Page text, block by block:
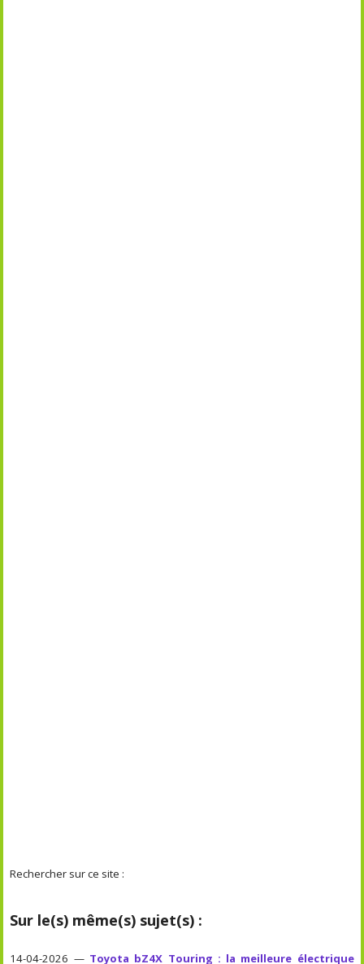
Rechercher sur ce site :
Sur le(s) même(s) sujet(s) :
14-04-2026 — Toyota bZ4X Touring : la meilleure électrique